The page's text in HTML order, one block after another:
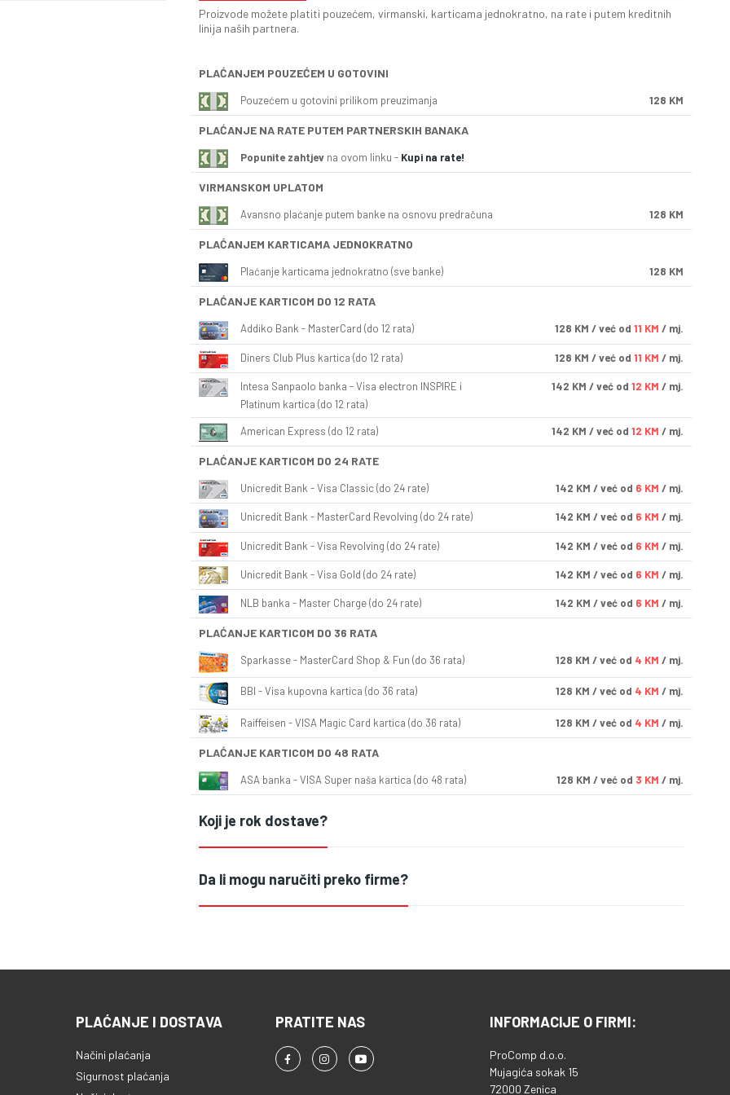
Proizvode možete platiti pouzećem, virmanski, karticama jednokratno, na rate i putem kreditnih
linija naših partnera.
PLAĆANJEM POUZEĆEM U GOTOVINI
Pouzećem u gotovini prilikom preuzimanja 128 KM
PLAĆANJE NA RATE PUTEM PARTNERSKIH BANAKA
Popunite zahtjev na ovom linku - Kupi na rate!
VIRMANSKOM UPLATOM
Avansno plaćanje putem banke na osnovu predračuna 128 KM
PLAĆANJEM KARTICAMA JEDNOKRATNO
Plaćanje karticama jednokratno (sve banke) 128 KM
PLAĆANJE KARTICOM DO 12 RATA
Addiko Bank - MasterCard (do 12 rata) 128 KM / već od 11 KM / mj.
Diners Club Plus kartica (do 12 rata) 128 KM / već od 11 KM / mj.
Intesa Sanpaolo banka - Visa electron INSPIRE i
Platinum kartica (do 12 rata)
142 KM / već od 12 KM / mj.
American Express (do 12 rata) 142 KM / već od 12 KM / mj.
PLAĆANJE KARTICOM DO 24 RATE
Unicredit Bank - Visa Classic (do 24 rate) 142 KM / već od 6 KM / mj.
Unicredit Bank - MasterCard Revolving (do 24 rate) 142 KM / već od 6 KM / mj.
Unicredit Bank - Visa Revolving (do 24 rate) 142 KM / već od 6 KM / mj.
Unicredit Bank - Visa Gold (do 24 rate) 142 KM / već od 6 KM / mj.
NLB banka - Master Charge (do 24 rate) 142 KM / već od 6 KM / mj.
PLAĆANJE KARTICOM DO 36 RATA
Sparkasse - MasterCard Shop & Fun (do 36 rata) 128 KM / već od 4 KM / mj.
BBI - Visa kupovna kartica (do 36 rata) 128 KM / već od 4 KM / mj.
Raiffeisen - VISA Magic Card kartica (do 36 rata) 128 KM / već od 4 KM / mj.
PLAĆANJE KARTICOM DO 48 RATA
ASA banka - VISA Super naša kartica (do 48 rata) 128 KM / već od 3 KM / mj.
Koji je rok dostave?
Da li mogu naručiti preko firme?
PLAĆANJE I DOSTAVA
Načini plaćanja
Sigurnost plaćanja
PRATITE NAS INFORMACIJE O FIRMI:
ProComp d.o.o.
Mujagića sokak 15
72000 Zenica